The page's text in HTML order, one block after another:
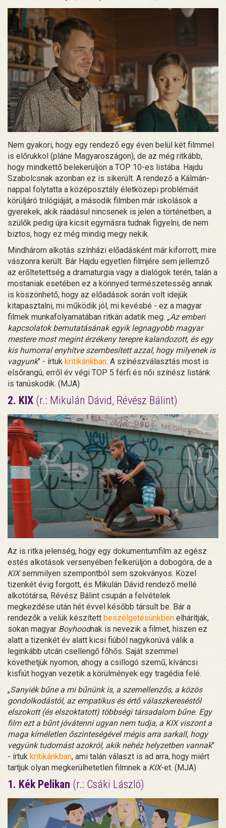
Nem gyakori, hogy egy rendező egy éven belül két filmmel
is előrukkol (pláne Magyaroszágon), de az még ritkább,
hogy mindkettő belekerüljön a TOP 10-es listába. Hajdu
Szabolcsnak azonban ez is sikerült. A rendező a Kálmán-
nappal folytatta a középosztály életközepi problémáit
körüljáró trilógiáját, a második filmben már iskolások a
gyerekek, akik ráadásul nincsenek is jelen a történetben, a
szülők pedig újra kicsit egymásra tudnak figyelni, de nem
biztos, hogy ez még mindig megy nekik.
Mindhárom alkotás színházi előadásként már kiforrott, mire
vászonra került. Bár Hajdu egyetlen filmjére sem jellemző
az erőltetettség a dramaturgia vagy a dialógok terén, talán a
mostaniak esetében ez a könnyed természetesség annak
is köszönhető, hogy az előadások során volt idejük
kitapasztalni, mi működik jól, mi kevésbé - ez a magyar
filmek munkafolyamatában ritkán adatik meg. „Az emberi
kapcsolatok bemutatásának egyik legnagyobb magyar
mestere most megint érzékeny terepre kalandozott, és egy
kis humorral enyhítve szembesített azzal, hogy milyenek is
vagyunk" - írtuk kritikánkban. A színészválasztás most is
elsőrangú, erről év végi TOP 5 férfi és női színész listánk
is tanúskodik. (MJA)
2. KIX (r.: Mikulán Dávid, Révész Bálint)
Az is ritka jelenség, hogy egy dokumentumfilm az egész
estés alkotások versenyében felkerüljön a dobogóra, de a
KIXsemmilyen szempontból sem szokványos. Közel
tizenkét évig forgott, és Mikulán Dávid rendező mellé
alkotótársa, Révész Bálint csupán a felvételek
megkezdése után hét évvel később társult be. Bár a
rendezők a velük készített beszélgetésünkben elhárítják,
sokan magyar Boyhoodnak is nevezik a filmet, hiszen ez
alatt a tizenkét év alatt kicsi fiúból nagykorúvá válik a
leginkább utcán csellengő főhős. Saját szemmel
követhetjük nyomon, ahogy a csillogó szemű, kíváncsi
kisfiút hogyan vezetik a körülmények egy tragédia felé.
„Sanyiék bűne a mi bűnünk is, a szemellenzős, a közös
gondolkodástól, az empatikus és értő válaszkereséstől
elszokott (és elszoktatott) többségi társadalom bűne. Egy
film ezt a bűnt jóvátenni ugyan nem tudja, a KIX viszont a
maga kíméletlen őszinteségével mégis arra sarkall, hogy
vegyünk tudomást azokról, akik nehéz helyzetben vannak"
- írtuk kritikánkban, ami talán választ is ad arra, hogy miért
tartjuk olyan megkerülhetetlen filmnek a KIX-et. (MJA)
1. Kék Pelikan (r.: Csáki László)